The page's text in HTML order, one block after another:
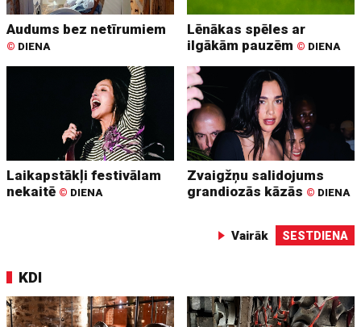
Audums bez netīrumiem
© DIENA
Lēnākas spēles ar
ilgākām pauzēm © DIENA
Laikapstākļi festivālam
nekaitē © DIENA
Zvaigžņu salidojums
grandiozās kāzās © DIENA
Vairāk SESTDIENA
KDI